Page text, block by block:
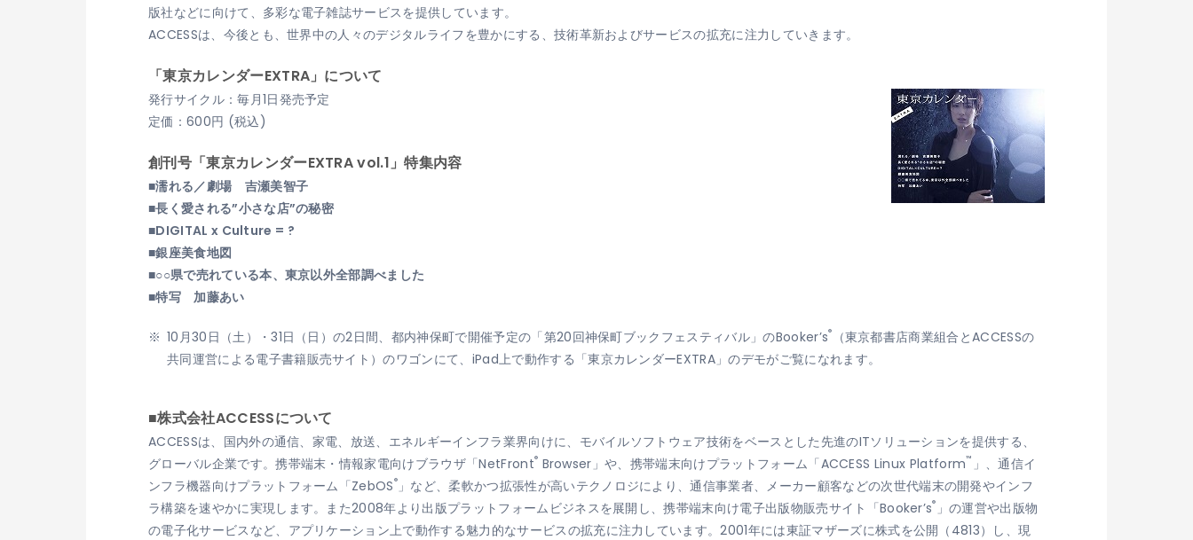
版社などに向けて、多彩な電子雑誌サービスを提供しています。
ACCESSは、今後とも、世界中の人々のデジタルライフを豊かにする、技術革新およびサービスの拡充に注力していきます。
「東京カレンダーEXTRA」について
発行サイクル：毎月1日発売予定
定価：600円 (税込)
創刊号「東京カレンダーEXTRA vol.1」特集内容
■濡れる／劇場 吉瀬美智子
■長く愛される”小さな店”の秘密
■DIGITAL x Culture = ?
■銀座美食地図
■○○県で売れている本、東京以外全部調べました
■特写 加藤あい
10月30日（土）・31日（日）の2日間、都内神保町で開催予定の「第20回神保町ブックフェスティバル」のBooker’s®
（東京都書店商業組合とACCESSの
共同運営による電子書籍販売サイト）のワゴンにて、iPad上で動作する「東京カレンダーEXTRA」のデモがご覧になれます。
■株式会社ACCESSについて
ACCESSは、国内外の通信、家電、放送、エネルギーインフラ業界向けに、モバイルソフトウェア技術をベースとした先進のITソリューションを提供する、
グローバル企業です。携帯端末・情報家電向けブラウザ「NetFront® Browser」や、携帯端末向けプラットフォーム「ACCESS Linux Platform™ 」、通信イ
ンフラ機器向けプラットフォーム「ZebOS®」など、柔軟かつ拡張性が高いテクノロジにより、通信事業者、メーカー顧客などの次世代端末の開発やインフ
ラ構築を速やかに実現します。また2008年より出版プラットフォームビジネスを展開し、携帯端末向け電子出版物販売サイト「Booker’s® 」の運営や出版物
の電子化サービスなど、アプリケーション上で動作する魅力的なサービスの拡充に注力しています。2001年には東証マザーズに株式を公開（4813）し、現